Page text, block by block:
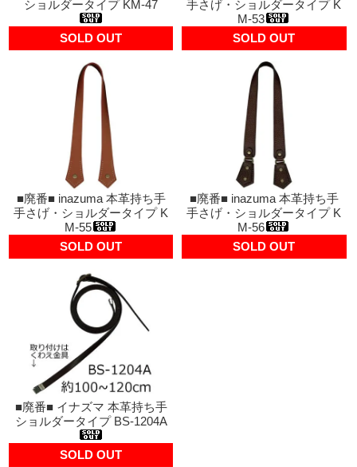
ショルダータイプ KM-47
SOLD OUT
手さげ・ショルダータイプ K
M-53
SOLD OUT
■廃番■ inazuma 本革持ち手
手さげ・ショルダータイプ K
M-55
SOLD OUT
■廃番■ inazuma 本革持ち手
手さげ・ショルダータイプ K
M-56
SOLD OUT
■廃番■ イナズマ 本革持ち手
ショルダータイプ BS-1204A
SOLD OUT